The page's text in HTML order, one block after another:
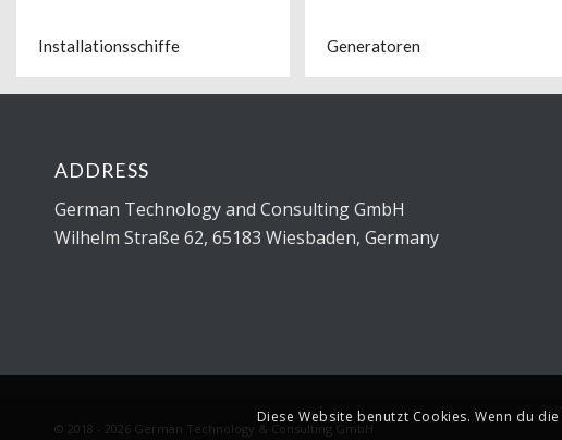
Installationsschiffe Generatoren
ADDRESS
German Technology and Consulting GmbH
Wilhelm Straße 62, 65183 Wiesbaden, Germany
© 2018 - 2026 German Technology & Consulting GmbH
Diese Website benutzt Cookies. Wenn du